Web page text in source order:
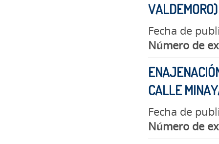
VALDEMORO)
Fecha de
Número de
CALLE
Fecha de
Número de